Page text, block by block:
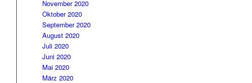
November 2020
Oktober 2020
September 2020
August 2020
Juli 2020
Juni 2020
Mai 2020
März 2020